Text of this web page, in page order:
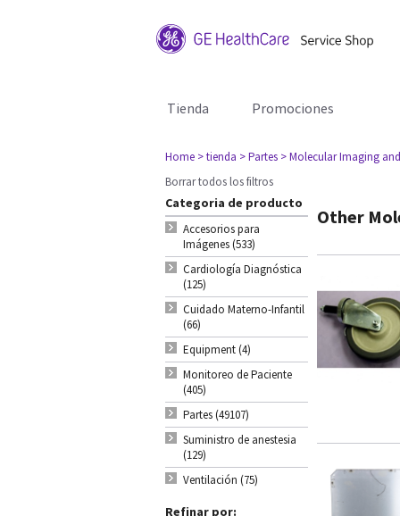
Tienda Promociones
Home > tienda > Partes > Molecular Imaging
Borrar todos los filtros
Categoria de producto
Accesorios para
Imágenes (533)
Cardiología Diagnóstica
(125)
Cuidado Materno-Infantil
(66)
Equipment (4)
Monitoreo de Paciente
(405)
Partes (49107)
Suministro de anestesia
(129)
Ventilación (75)
Refinar por:
Other